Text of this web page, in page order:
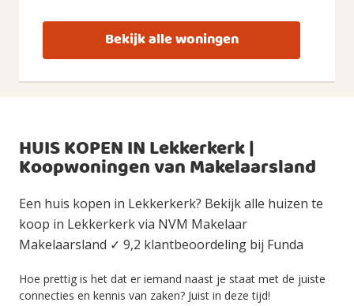
Bekijk alle woningen
HUIS KOPEN IN Lekkerkerk |
Koopwoningen van Makelaarsland
Een huis kopen in Lekkerkerk? Bekijk alle huizen te
koop in Lekkerkerk via NVM Makelaar
Makelaarsland ✓ 9,2 klantbeoordeling bij Funda
Hoe prettig is het dat er iemand naast je staat met de juiste
connecties en kennis van zaken? Juist in deze tijd!